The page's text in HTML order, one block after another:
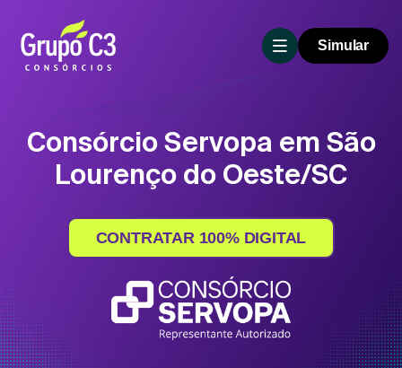
Simular
Consórcio Servopa em São
Lourenço do Oeste/SC
CONTRATAR 100% DIGITAL